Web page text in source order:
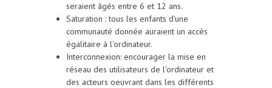
seraient âgés entre 6 et 12 ans.
Saturation : tous les enfants d'une
communauté donnée auraient un accès
égalitaire à l'ordinateur.
Interconnexion: encourager la mise en
réseau des utilisateurs de l'ordinateur et
des acteurs oeuvrant dans les différents